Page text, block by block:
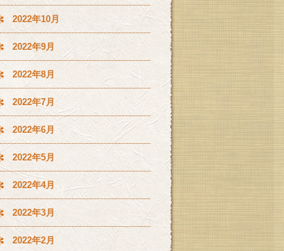
2022年10月
2022年9月
2022年8月
2022年7月
2022年6月
2022年5月
2022年4月
2022年3月
2022年2月